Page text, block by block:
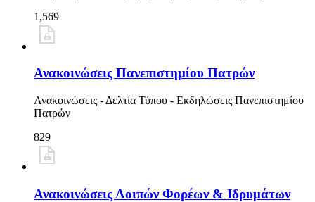
1,569
Ανακοινώσεις Πανεπιστημίου Πατρών
Ανακοινώσεις - Δελτία Τύπου - Εκδηλώσεις Πανεπιστημίου
Πατρών
829
Ανακοινώσεις Λοιπών Φορέων & Ιδρυμάτων